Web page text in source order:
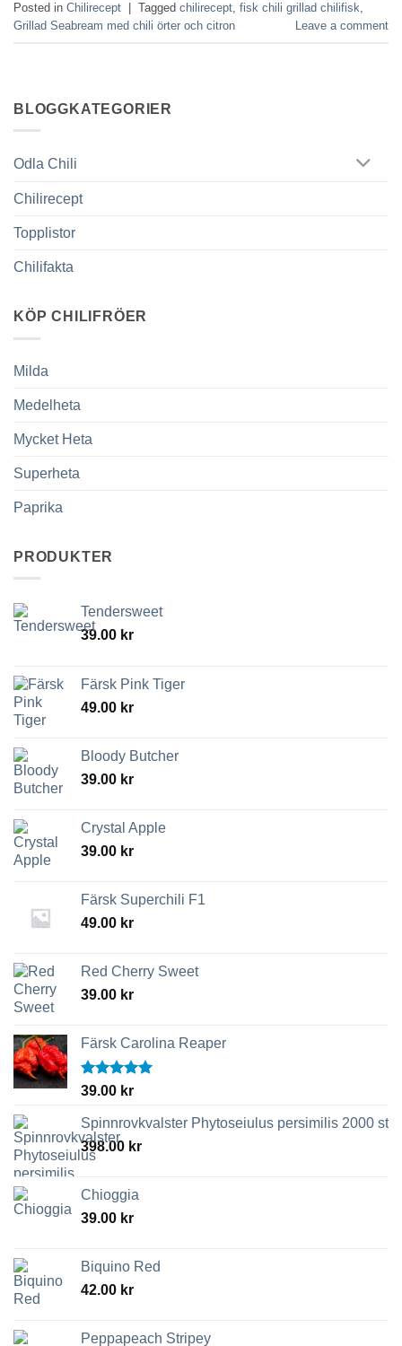
Posted in Chilirecept Tagged chilirecept, fisk chili grillad chilifisk,
Grillad Seabream med chili örter och citron
Leave a comment
BLOGGKATEGORIER
Odla Chili
Chilirecept
Topplistor
Chilifakta
KÖP CHILIFRÖER
Milda
Medelheta
Mycket Heta
Superheta
Paprika
PRODUKTER
Tendersweet
39.00 kr
Färsk Pink Tiger
49.00 kr
Bloody Butcher
39.00 kr
Crystal Apple
39.00 kr
Färsk Superchili F1
49.00 kr
Red Cherry Sweet
39.00 kr
Färsk Carolina Reaper
Betygsatt
39.00 kr
Spinnrovkvalster Phytoseiulus persimilis 2000 st
398.00 kr
Chioggia
39.00 kr
Biquino Red
42.00 kr
Peppapeach Stripey